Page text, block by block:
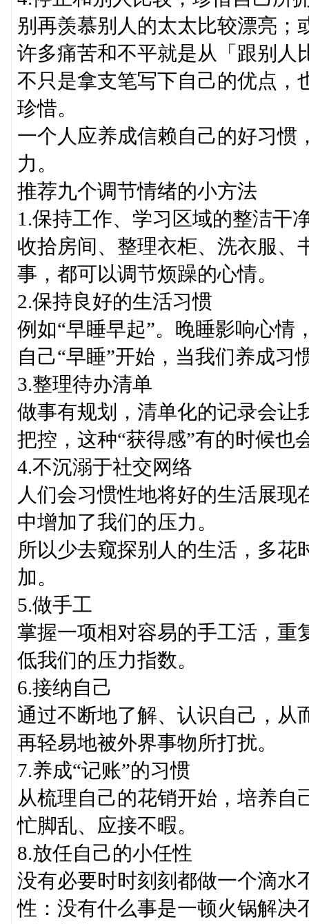
别再羡慕别人的太太比较漂亮；
许多痛苦和不平就是从「跟别人
不只是拿支笔写下自己的优点，
珍惜。
一个人应养成信赖自己的好习惯
力。
推荐九个调节情绪的小方法
1.保持工作、学习区域的整洁干
收拾房间、整理衣柜、洗衣服、
事，都可以调节烦躁的心情。
2.保持良好的生活习惯
例如“早睡早起”。晚睡影响心情
自己“早睡”开始，当我们养成习
3.整理待办清单
做事有规划，清单化的记录会让
把控，这种“获得感”有的时候也
4.不沉溺于社交网络
人们会习惯性地将好的生活展现
中增加了我们的压力。
所以少去窥探别人的生活，多花
加。
5.做手工
掌握一项相对容易的手工活，重
低我们的压力指数。
6.接纳自己
通过不断地了解、认识自己，从
再轻易地被外界事物所打扰。
7.养成“记账”的习惯
从梳理自己的花销开始，培养自
忙脚乱、应接不暇。
8.放任自己的小任性
没有必要时时刻刻都做一个滴水
性：没有什么事是一顿火锅解决